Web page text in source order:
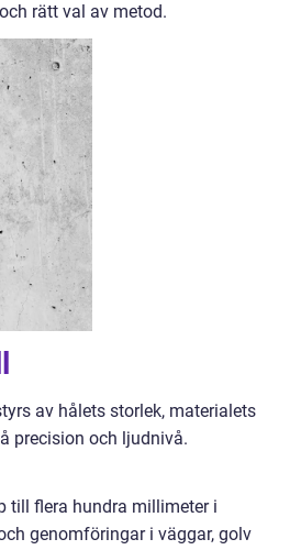
rätt val av metod.
av hålets storlek, materialets
precision och ljudnivå.
till flera hundra millimeter i
genomföringar i väggar, golv